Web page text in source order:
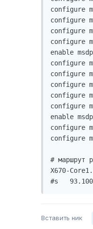
configure
configure
configure
configure
enable
configure
configure
configure
configure
configure
enable
configure
configure
# маршрут
X670-
Вставить ник